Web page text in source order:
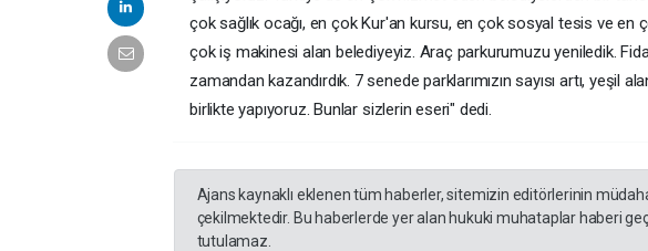
çok sağlık ocağı, en çok Kur'an kursu, en çok sosyal tesis ve en
çok iş makinesi alan belediyeyiz. Araç parkurumuzu yeniledik.
zamandan kazandırdık. 7 senede parklarımızın sayısı artı, yeşil
birlikte yapıyoruz. Bunlar sizlerin eseri" dedi.
Ajans kaynaklı eklenen tüm haberler, sitemizin editörlerinin
çekilmektedir. Bu haberlerde yer alan hukuki muhataplar haberi
tutulamaz.